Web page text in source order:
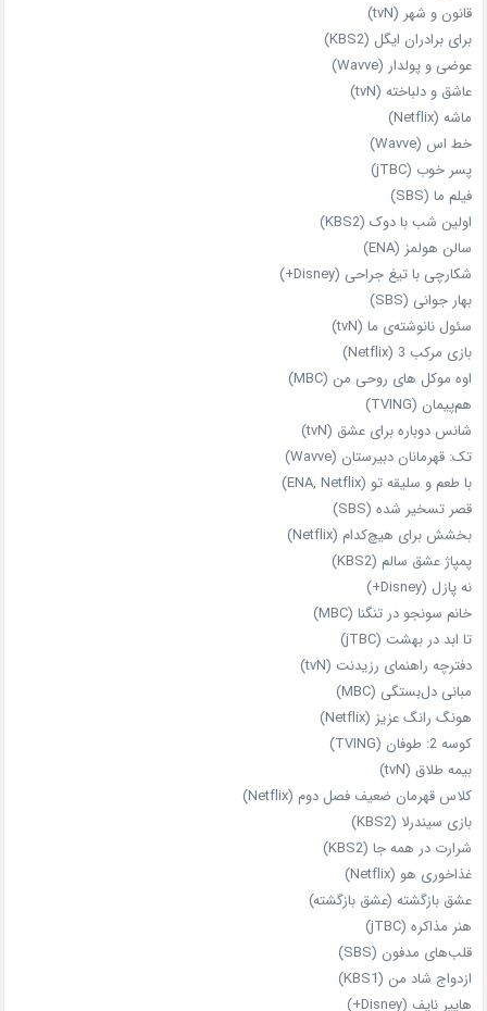
قانون و شهر (tvN)
برای برادران ایگل (KBS2)
عوضی و پولدار (Wavve)
عاشق و دلباخته (tvN)
ماشه (Netflix)
خط اس (Wavve)
پسر خوب (jTBC)
فیلم ما (SBS)
اولین شب با دوک (KBS2)
سالن هولمز (ENA)
شکارچی با تیغ جراحی (Disney+)
بهار جوانی (SBS)
سئول نانوشته‌ی ما (tvN)
بازی مرکب 3 (Netflix)
اوه موکل های روحی من (MBC)
هم‌پیمان (TVING)
شانس دوباره برای عشق (tvN)
تک: قهرمانان دبیرستان (Wavve)
با طعم و سلیقه تو (ENA, Netflix)
قصر تسخیر شده (SBS)
بخشش برای هیچ‌کدام (Netflix)
پمپاژ عشق سالم (KBS2)
نه پازل (Disney+)
خانم سونجو در تنگنا (MBC)
تا ابد در بهشت (jTBC)
دفترچه راهنمای رزیدنت (tvN)
مبانی دل‌بستگی (MBC)
هونگ رانگ عزیز (Netflix)
کوسه 2: طوفان (TVING)
بیمه طلاق (tvN)
کلاس قهرمان ضعیف فصل دوم (Netflix)
بازی سیندرلا (KBS2)
شرارت در همه‌ جا (KBS2)
غذاخوری هو (Netflix)
عشق بازگشته (عشق بازگشته)
هنر مذاکره (jTBC)
قلب‌های مدفون (SBS)
ازدواج شاد من (KBS1)
هایپر نایف (Disney+)